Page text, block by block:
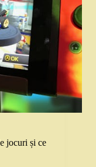
jocuri și ce